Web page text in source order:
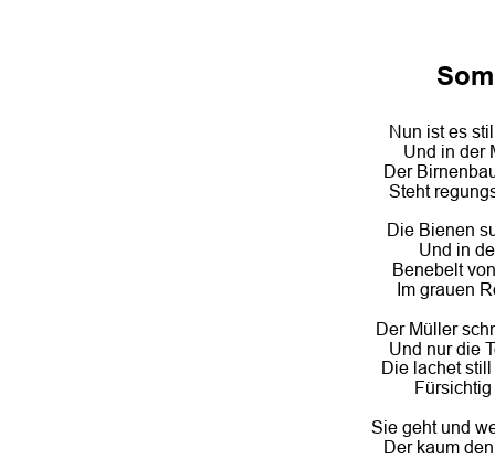
Nun ist es
Und in der
Der
Steht
Die Bienen
Und in
Benebelt
Im grauen
Der Müller
Und nur die
Die lachet
Sie geht und
Der kaum